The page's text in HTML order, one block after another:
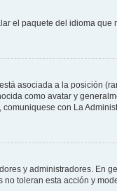
el paquete del idioma que
asociada a la posición
como avatar y
con La
y administradores. En
toleran esta acción y